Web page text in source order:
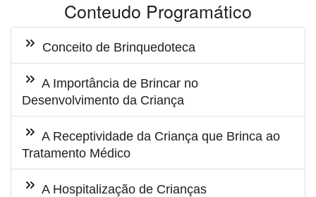
Conteudo Programático
Conceito de Brinquedoteca
A Importância de Brincar no
Desenvolvimento da Criança
A Receptividade da Criança que Brinca ao
Tratamento Médico
A Hospitalização de Crianças